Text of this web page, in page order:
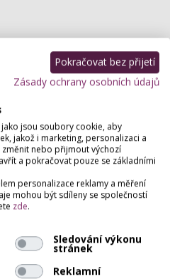
služby v Praze: afrokosy,
vlasů, dekorativní copánky (de-
S více než 5 lety zkušeností…
138, Praha
v ČR. Našimi kurzy prošlo již
kteří si otevřeli vlastní…
Pokračovat bez přijetí
Zásady ochrany osobních údajů
jsou soubory cookie, aby
jakož i marketing, personalizaci a
změnit nebo přijmout výchozí
a pokračovat pouze se základními
personalizace reklamy a měření
mohou být sdíleny se společností
zde.
Sledování výkonu
stránek
Reklamní